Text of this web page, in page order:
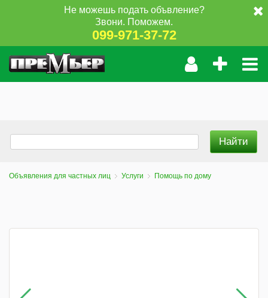
Не можешь подать объвление?
Звони. Поможем.
099-971-37-72
Объявления для частных лиц Услуги Помощь по дому